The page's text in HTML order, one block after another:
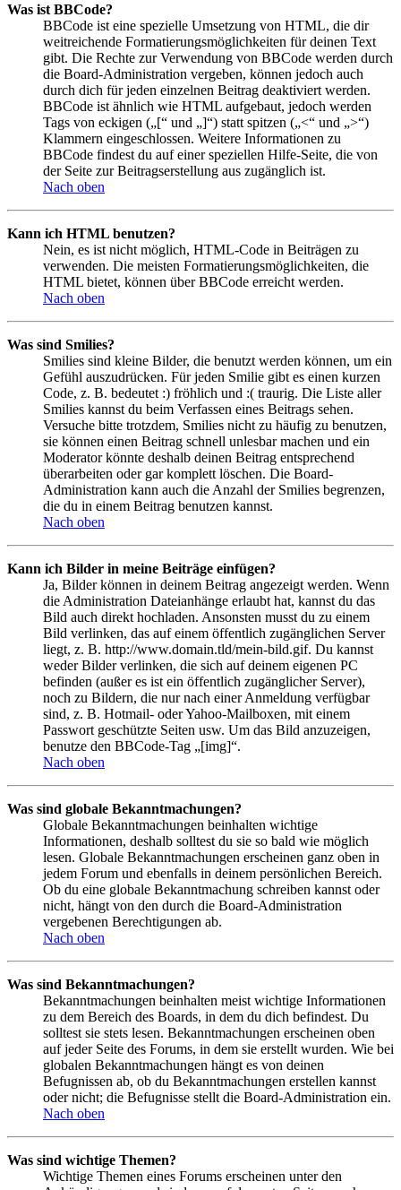
Was ist BBCode?
BBCode ist eine spezielle Umsetzung von HTML, die dir
weitreichende Formatierungsmöglichkeiten für deinen Text
gibt. Die Rechte zur Verwendung von BBCode werden durch
die Board-Administration vergeben, können jedoch auch
durch dich für jeden einzelnen Beitrag deaktiviert werden.
BBCode ist ähnlich wie HTML aufgebaut, jedoch werden
Tags von eckigen („[“ und „]“) statt spitzen („<“ und „>“)
Klammern eingeschlossen. Weitere Informationen zu
BBCode findest du auf einer speziellen Hilfe-Seite, die von
der Seite zur Beitragserstellung aus zugänglich ist.
Nach oben
Kann ich HTML benutzen?
Nein, es ist nicht möglich, HTML-Code in Beiträgen zu
verwenden. Die meisten Formatierungsmöglichkeiten, die
HTML bietet, können über BBCode erreicht werden.
Nach oben
Was sind Smilies?
Smilies sind kleine Bilder, die benutzt werden können, um ein
Gefühl auszudrücken. Für jeden Smilie gibt es einen kurzen
Code, z. B. bedeutet :) fröhlich und :( traurig. Die Liste aller
Smilies kannst du beim Verfassen eines Beitrags sehen.
Versuche bitte trotzdem, Smilies nicht zu häufig zu benutzen,
sie können einen Beitrag schnell unlesbar machen und ein
Moderator könnte deshalb deinen Beitrag entsprechend
überarbeiten oder gar komplett löschen. Die Board-
Administration kann auch die Anzahl der Smilies begrenzen,
die du in einem Beitrag benutzen kannst.
Nach oben
Kann ich Bilder in meine Beiträge einfügen?
Ja, Bilder können in deinem Beitrag angezeigt werden. Wenn
die Administration Dateianhänge erlaubt hat, kannst du das
Bild auch direkt hochladen. Ansonsten musst du zu einem
Bild verlinken, das auf einem öffentlich zugänglichen Server
liegt, z. B. http://www.domain.tld/mein-bild.gif. Du kannst
weder Bilder verlinken, die sich auf deinem eigenen PC
befinden (außer es ist ein öffentlich zugänglicher Server),
noch zu Bildern, die nur nach einer Anmeldung verfügbar
sind, z. B. Hotmail- oder Yahoo-Mailboxen, mit einem
Passwort geschützte Seiten usw. Um das Bild anzuzeigen,
benutze den BBCode-Tag „[img]“.
Nach oben
Was sind globale Bekanntmachungen?
Globale Bekanntmachungen beinhalten wichtige
Informationen, deshalb solltest du sie so bald wie möglich
lesen. Globale Bekanntmachungen erscheinen ganz oben in
jedem Forum und ebenfalls in deinem persönlichen Bereich.
Ob du eine globale Bekanntmachung schreiben kannst oder
nicht, hängt von den durch die Board-Administration
vergebenen Berechtigungen ab.
Nach oben
Was sind Bekanntmachungen?
Bekanntmachungen beinhalten meist wichtige Informationen
zu dem Bereich des Boards, in dem du dich befindest. Du
solltest sie stets lesen. Bekanntmachungen erscheinen oben
auf jeder Seite des Forums, in dem sie erstellt wurden. Wie bei
globalen Bekanntmachungen hängt es von deinen
Befugnissen ab, ob du Bekanntmachungen erstellen kannst
oder nicht; die Befugnisse stellt die Board-Administration ein.
Nach oben
Was sind wichtige Themen?
Wichtige Themen eines Forums erscheinen unter den